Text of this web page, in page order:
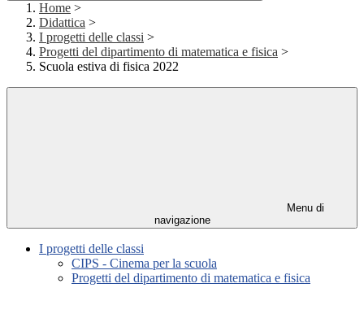
Home >
Didattica >
I progetti delle classi >
Progetti del dipartimento di matematica e fisica >
Scuola estiva di fisica 2022
Menu di
navigazione
I progetti delle classi
CIPS - Cinema per la scuola
Progetti del dipartimento di matematica e fisica